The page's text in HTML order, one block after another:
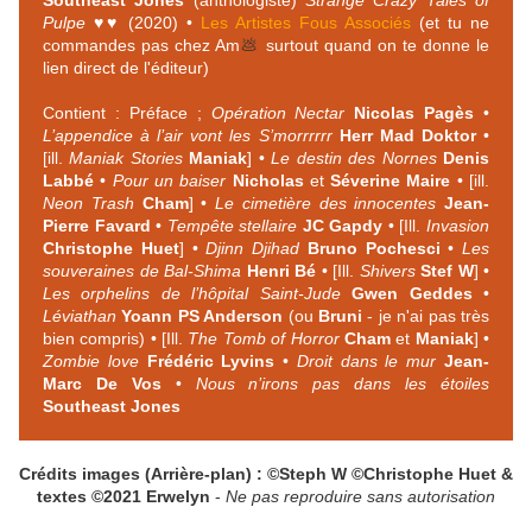
Pulpe ♥♥ (2020) • Les Artistes Fous Associés (et tu ne
commandes pas chez Am💩 surtout quand on te donne le
lien direct de l'éditeur)
Contient : Préface ; Opération Nectar Nicolas Pagès •
L’appendice à l’air vont les S’morrrrrr Herr Mad Doktor•
[ill.Maniak Stories Maniak] •Le destin des Nornes Denis
Labbé • Pour un baiser NicholasetSéverine Maire • [ill.
Neon Trash Cham] • Le cimetière des innocentes Jean-
Pierre Favard • Tempête stellaire JC Gapdy • [Ill.Invasion
Christophe Huet] •Djinn Djihad Bruno Pochesci • Les
souveraines de Bal-Shima Henri Bé • [Ill. Shivers Stef W] •
Les orphelins de l’hôpital Saint-Jude Gwen Geddes•
LéviathanYoann PS Anderson (ou Bruni - je n'ai pas très
bien compris) • [Ill. The Tomb of Horror Chamet Maniak] •
Zombie love Frédéric Lyvins • Droit dans le murJean-
Marc De Vos• Nous n’irons pas dans les étoiles
Southeast Jones
Crédits images (Arrière-plan) : ©Steph W ©Christophe Huet &
textes ©2021 Erwelyn - Ne pas reproduire sans autorisation